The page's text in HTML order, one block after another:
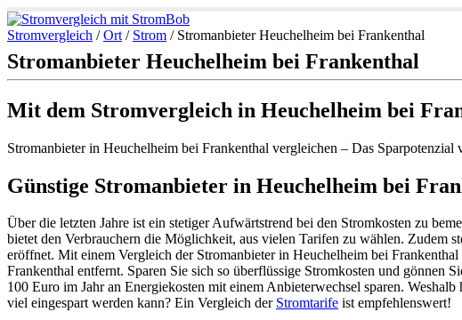
Stromvergleich /Ort / Strom / Stromanbieter Heuchelheim bei Frankenthal
Stromanbieter Heuchelheim bei Frankenthal
Mit dem Stromvergleich in Heuchelheim bei
Stromanbieter in Heuchelheim bei Frankenthal vergleichen – Das
Günstige Stromanbieter in Heuchelheim bei
Über die letzten Jahre ist ein stetiger Aufwärtstrend bei den Stromkosten zu
bietet den Verbrauchern die Möglichkeit, aus vielen Tarifen zu wählen. Zudem
eröffnet. Mit einem Vergleich der Stromanbieter in Heuchelheim bei
Frankenthal entfernt. Sparen Sie sich so überflüssige Stromkosten und gönnen
100 Euro im Jahr an Energiekosten mit einem Anbieterwechsel sparen.
viel eingespart werden kann? Ein Vergleich der Stromtarife ist empfehlenswert!